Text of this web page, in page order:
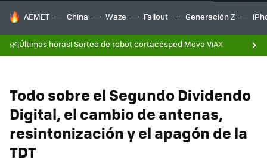
HOY SE HABLA DE
AEMET China Waze Fallout Generación Z
🌿¡Últimas horas! Sorteo de robot cortacésped Mova ViAX
Todo sobre el Segundo Dividendo
Digital, el cambio de antenas,
resintonización y el apagón de la
TDT